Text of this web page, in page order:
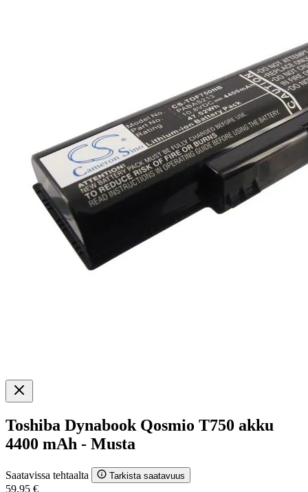
Toshiba Dynabook Qosmio T750 akku
4400 mAh - Musta
Saatavissa tehtaalta Tarkista saatavuus
59,95 €